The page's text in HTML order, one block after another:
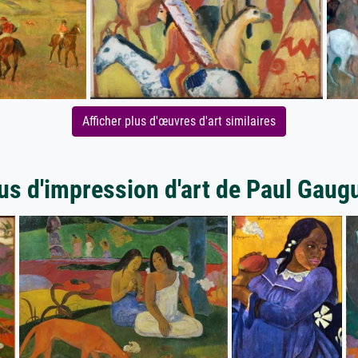
Afficher plus d'œuvres d'art similaires
d'impression d'art de Paul